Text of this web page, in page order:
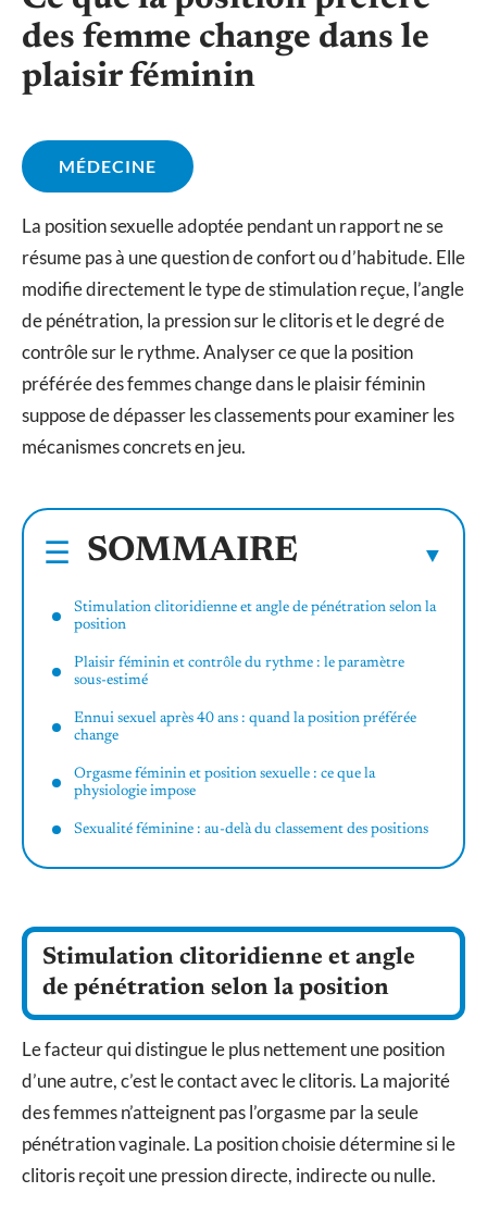
des femme change dans le
plaisir féminin
MÉDECINE
La position sexuelle adoptée pendant un rapport ne se
résume pas à une question de confort ou d’habitude. Elle
modifie directement le type de stimulation reçue, l’angle
de pénétration, la pression sur le clitoris et le degré de
contrôle sur le rythme. Analyser ce que la position
préférée des femmes change dans le plaisir féminin
suppose de dépasser les classements pour examiner les
mécanismes concrets en jeu.
SOMMAIRE
Stimulation clitoridienne et angle de pénétration selon la
position
Plaisir féminin et contrôle du rythme : le paramètre
sous-estimé
Ennui sexuel après 40 ans : quand la position préférée
change
Orgasme féminin et position sexuelle : ce que la
physiologie impose
Sexualité féminine : au-delà du classement des positions
Stimulation clitoridienne et angle
de pénétration selon la position
Le facteur qui distingue le plus nettement une position
d’une autre, c’est le contact avec le clitoris. La majorité
des femmes n’atteignent pas l’orgasme par la seule
pénétration vaginale. La position choisie détermine si le
clitoris reçoit une pression directe, indirecte ou nulle.